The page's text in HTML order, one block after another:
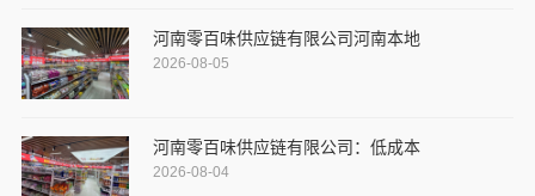
河南零百味供应链有限公司河南本地
2026-08-05
河南零百味供应链有限公司：低成本
2026-08-04